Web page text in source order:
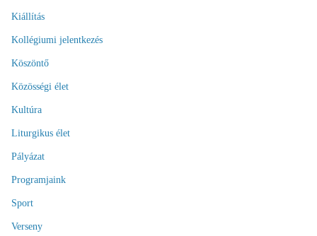
Kiállítás
Kollégiumi jelentkezés
Köszöntő
Közösségi élet
Kultúra
Liturgikus élet
Pályázat
Programjaink
Sport
Verseny